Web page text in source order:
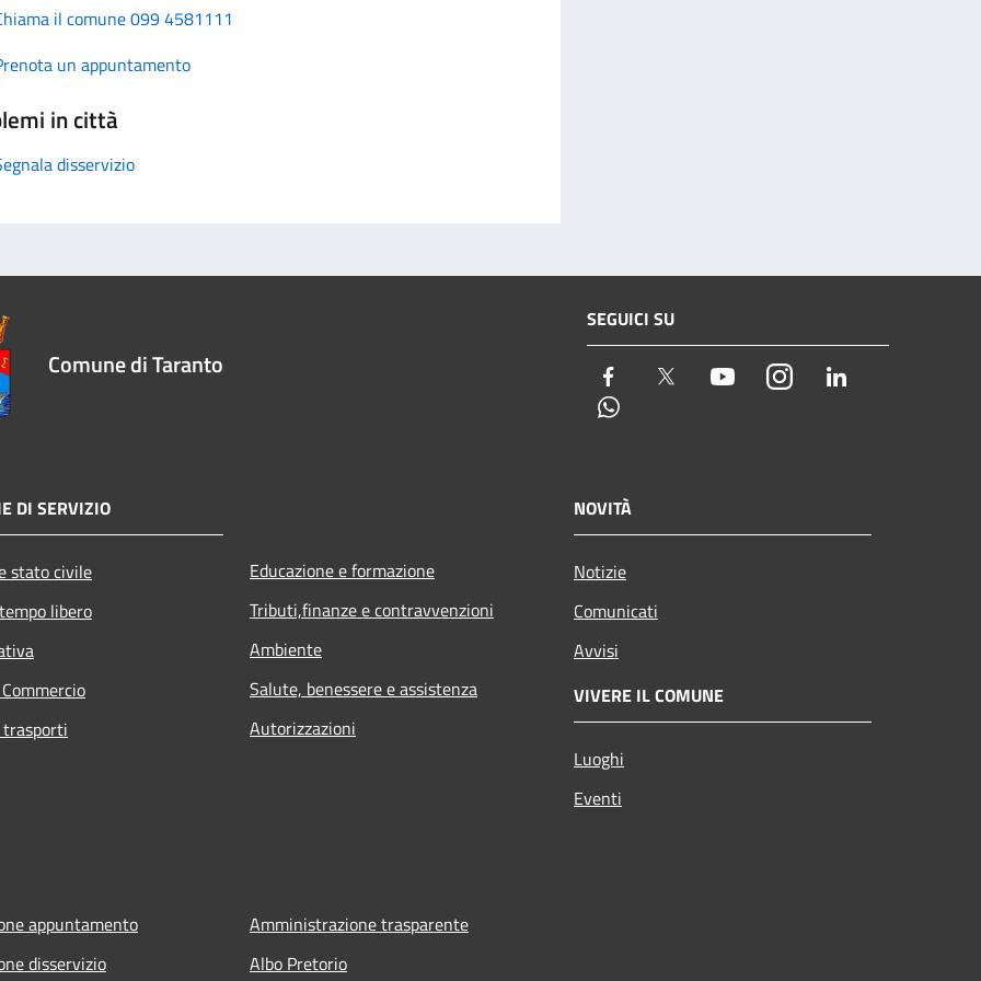
il comune 099 4581111
un appuntamento
in città
disservizio
Comune di Taranto
SEGUICI SU
Facebook Twitter YoutubeInstagram
DI SERVIZIO
stato civile
libero
Educazione e formazione
Tributi,finanze e contravvenzioni
Ambiente
Salute, benessere e assistenza
Autorizzazioni
NOVITÀ
Notizie
Comunicati
Avvisi
VIVERE IL COMUNE
Luoghi
Eventi
appuntamento
disservizio
Amministrazione trasparente
Albo Pretorio